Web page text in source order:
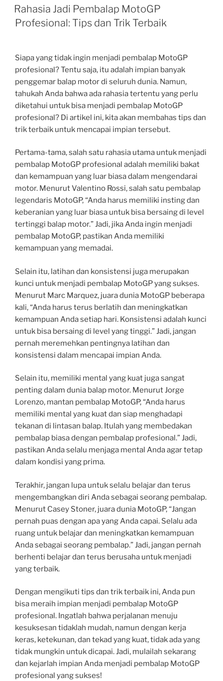
ON
Rahasia Jadi Pembalap MotoGP
Profesional: Tips dan Trik Terbaik
Siapa yang tidak ingin menjadi pembalap MotoGP
profesional? Tentu saja, itu adalah impian banyak
penggemar balap motor di seluruh dunia. Namun,
tahukah Anda bahwa ada rahasia tertentu yang perlu
diketahui untuk bisa menjadi pembalap MotoGP
profesional? Di artikel ini, kita akan membahas tips dan
trik terbaik untuk mencapai impian tersebut.
Pertama-tama, salah satu rahasia utama untuk menjadi
pembalap MotoGP profesional adalah memiliki bakat
dan kemampuan yang luar biasa dalam mengendarai
motor. Menurut Valentino Rossi, salah satu pembalap
legendaris MotoGP, “Anda harus memiliki insting dan
keberanian yang luar biasa untuk bisa bersaing di level
tertinggi balap motor.” Jadi, jika Anda ingin menjadi
pembalap MotoGP, pastikan Anda memiliki
kemampuan yang memadai.
Selain itu, latihan dan konsistensi juga merupakan
kunci untuk menjadi pembalap MotoGP yang sukses.
Menurut Marc Marquez, juara dunia MotoGP beberapa
kali, “Anda harus terus berlatih dan meningkatkan
kemampuan Anda setiap hari. Konsistensi adalah kunci
untuk bisa bersaing di level yang tinggi.” Jadi, jangan
pernah meremehkan pentingnya latihan dan
konsistensi dalam mencapai impian Anda.
Selain itu, memiliki mental yang kuat juga sangat
penting dalam dunia balap motor. Menurut Jorge
Lorenzo, mantan pembalap MotoGP, “Anda harus
memiliki mental yang kuat dan siap menghadapi
tekanan di lintasan balap. Itulah yang membedakan
pembalap biasa dengan pembalap profesional.” Jadi,
pastikan Anda selalu menjaga mental Anda agar tetap
dalam kondisi yang prima.
Terakhir, jangan lupa untuk selalu belajar dan terus
mengembangkan diri Anda sebagai seorang pembalap.
Menurut Casey Stoner, juara dunia MotoGP, “Jangan
pernah puas dengan apa yang Anda capai. Selalu ada
ruang untuk belajar dan meningkatkan kemampuan
Anda sebagai seorang pembalap.” Jadi, jangan pernah
berhenti belajar dan terus berusaha untuk menjadi
yang terbaik.
Dengan mengikuti tips dan trik terbaik ini, Anda pun
bisa meraih impian menjadi pembalap MotoGP
profesional. Ingatlah bahwa perjalanan menuju
kesuksesan tidaklah mudah, namun dengan kerja
keras, ketekunan, dan tekad yang kuat, tidak ada yang
tidak mungkin untuk dicapai. Jadi, mulailah sekarang
dan kejarlah impian Anda menjadi pembalap MotoGP
profesional yang sukses!